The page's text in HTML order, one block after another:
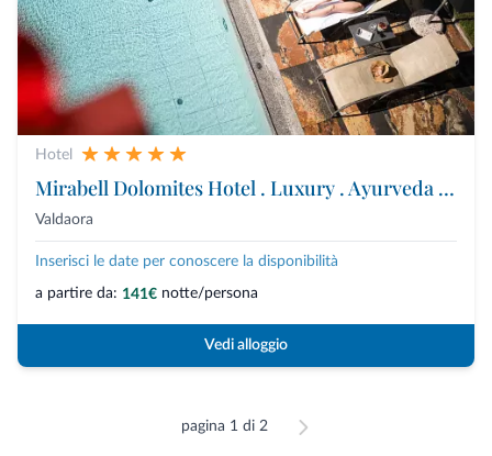
Hotel
Mirabell Dolomites Hotel . Luxury . Ayurveda & Spa
Valdaora
Inserisci le date per conoscere la disponibilità
a partire da: 141€ notte/persona
Vedi alloggio
pagina 1 di 2